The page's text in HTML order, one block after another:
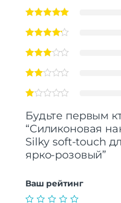
Будьте первым
“Силиконовая
Silky soft-touch
ярко-розовый”
Ваш рейтинг